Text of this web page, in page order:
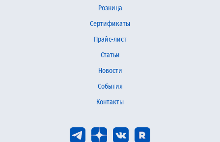
Розница
Сертификаты
Прайс-лист
Статьи
Новости
События
Контакты